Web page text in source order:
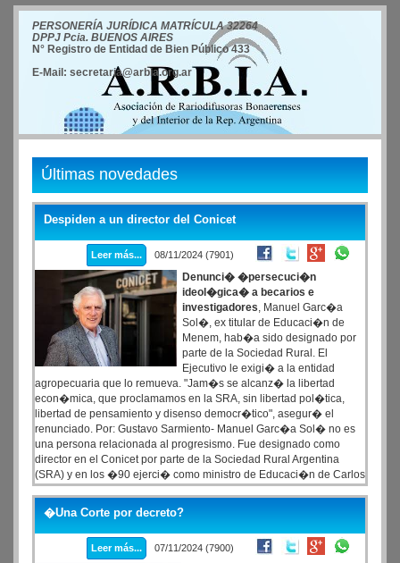
PERSONERÍA JURÍDICA MATRÍCULA 32264
DPPJ Pcia. BUENOS AIRES
N° Registro de Entidad de Bien Público 433
E-Mail: secretaria@arbia.org.ar
Últimas novedades
Despiden a un director del Conicet
Leer más... 08/11/2024 (7901)
Denunci� �persecuci�n
ideol�gica� a becarios e
investigadores, Manuel Garc�a
Sol�, ex titular de Educaci�n de
Menem, hab�a sido designado por
parte de la Sociedad Rural. El
Ejecutivo le exigi� a la entidad
agropecuaria que lo remueva. "Jam�s se alcanz� la libertad
econ�mica, que proclamamos en la SRA, sin libertad pol�tica,
libertad de pensamiento y disenso democr�tico", asegur� el
renunciado. Por: Gustavo Sarmiento- Manuel Garc�a Sol� no es
una persona relacionada al progresismo. Fue designado como
director en el Conicet por parte de la Sociedad Rural Argentina
(SRA) y en los �90 ejerci� como ministro de Educaci�n de Carlos
Sa�l Menem. Sin embargo, qued� a la izquierda del actual
gobierno, al denunciar �persecuci�n ideol�gica� del Ejecutivo
hacia becarios e investigadores. �El resultado? Le exigieron la
renuncia.
�Una Corte por decreto?
Leer más... 07/11/2024 (7900)